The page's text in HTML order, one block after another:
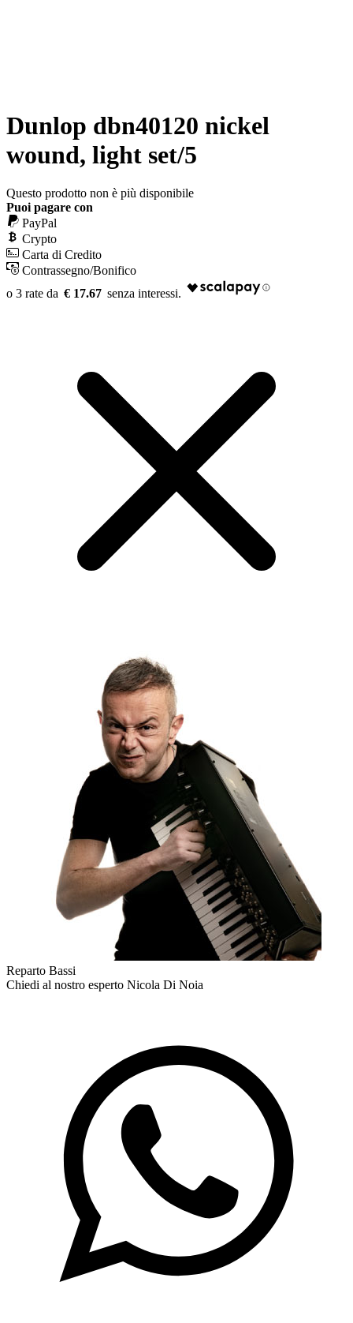
Dunlop dbn40120 nickel
wound, light set/5
Questo prodotto non è più disponibile
Puoi pagare con
PayPal
Crypto
Carta di Credito
Contrassegno/Bonifico
€ 17.67
Reparto Bassi
Chiedi al nostro esperto Nicola Di Noia